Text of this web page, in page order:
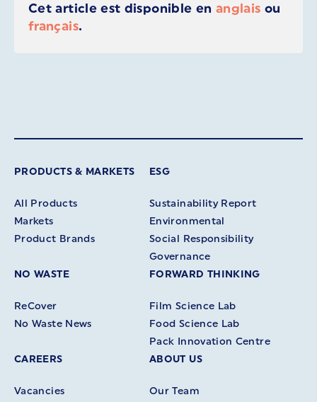
Cet article est disponible en anglais ou
français.
PRODUCTS & MARKETS
All Products
Markets
Product Brands
ESG
Sustainability Report
Environmental
Social Responsibility
Governance
NO WASTE
ReCover
No Waste News
FORWARD THINKING
Film Science Lab
Food Science Lab
Pack Innovation Centre
CAREERS
Vacancies
ABOUT US
Our Team